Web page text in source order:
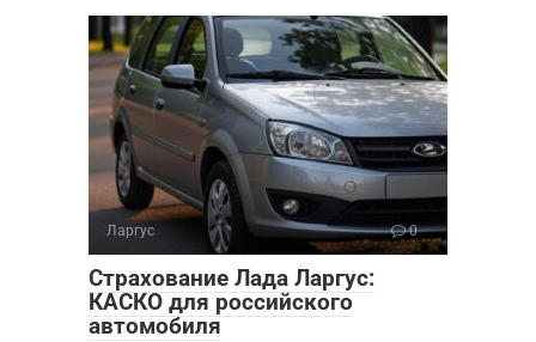
Ларгус 0
Страхование Лада Ларгус:
КАСКО для российского
автомобиля